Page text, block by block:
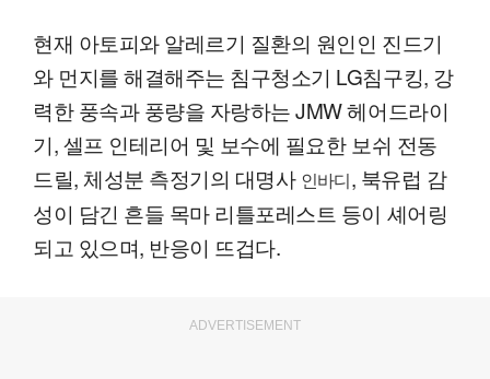
현재 아토피와 알레르기 질환의 원인인 진드기
와 먼지를 해결해주는 침구청소기 LG침구킹, 강
력한 풍속과 풍량을 자랑하는 JMW 헤어드라이
기, 셀프 인테리어 및 보수에 필요한 보쉬 전동
드릴, 체성분 측정기의 대명사 인바디 , 북유럽 감
성이 담긴 흔들 목마 리틀포레스트 등이 셰어링
되고 있으며, 반응이 뜨겁다.
ADVERTISEMENT